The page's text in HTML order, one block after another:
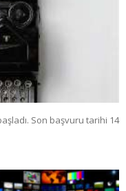
Son başvuru tarihi 14